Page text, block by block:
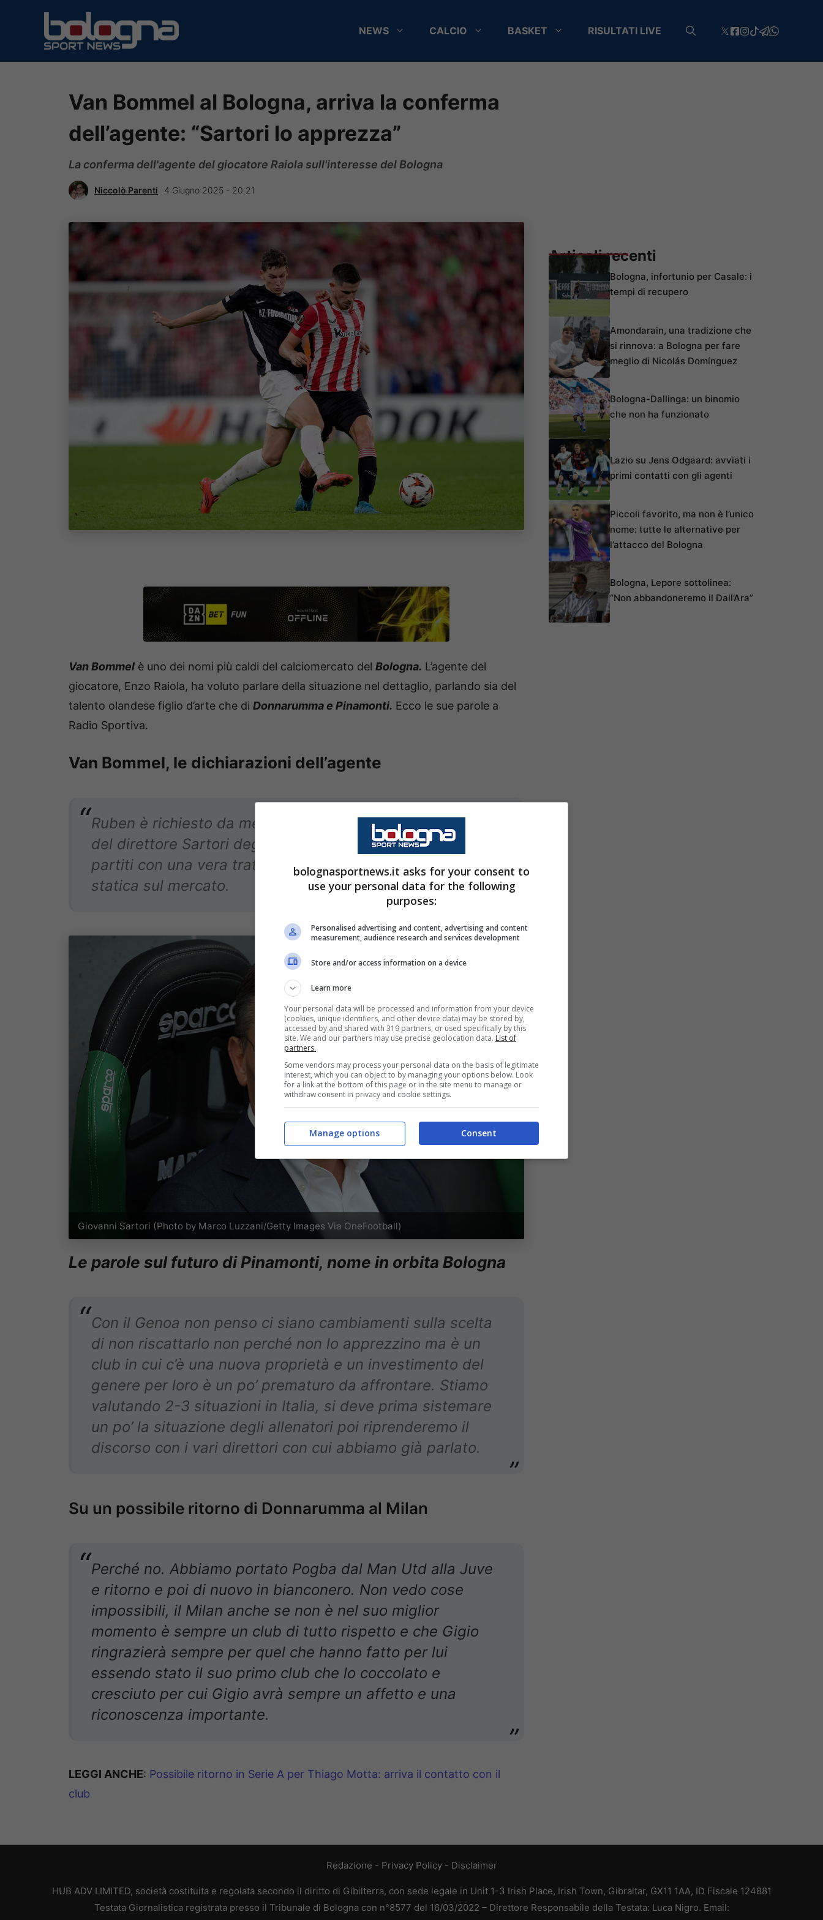
contenuto
NEWS CALCIO BASKET RISULTATI LIVE
Van Bommel al Bologna, arriva la conferma
dell’agente: “Sartori lo apprezza”
La conferma dell'agente del giocatore Raiola sull'interesse del Bologna
Niccolò Parenti 4 Giugno 2025 - 20:21
Van Bommel è uno dei nomi più caldi del calciomercato del Bologna. L’agente del
giocatore, Enzo Raiola, ha voluto parlare della situazione nel dettaglio, parlando sia del
talento olandese figlio d’arte che di Donnarumma e Pinamonti. Ecco le sue parole a
Radio Sportiva.
Van Bommel, le dichiarazioni dell’agente
Ruben è richiesto da mezza Europa, ci sono stati da parte
del direttore Sartori degli apprezzamenti ma non siamo
partiti con una vera trattativa, siamo ancora in una fase
statica sul mercato.
Giovanni Sartori (Photo by Marco Luzzani/Getty Images Via OneFootball)
Le parole sul futuro di Pinamonti, nome in orbita Bologna
Con il Genoa non penso ci siano cambiamenti sulla scelta
di non riscattarlo non perché non lo apprezzino ma è un
club in cui c’è una nuova proprietà e un investimento del
genere per loro è un po’ prematuro da affrontare. Stiamo
valutando 2-3 situazioni in Italia, si deve prima sistemare
un po’ la situazione degli allenatori poi riprenderemo il
discorso con i vari direttori con cui abbiamo già parlato.
Su un possibile ritorno di Donnarumma al Milan
Perché no. Abbiamo portato Pogba dal Man Utd alla Juve
e ritorno e poi di nuovo in bianconero. Non vedo cose
impossibili, il Milan anche se non è nel suo miglior
momento è sempre un club di tutto rispetto e che Gigio
ringrazierà sempre per quel che hanno fatto per lui
essendo stato il suo primo club che lo coccolato e
cresciuto per cui Gigio avrà sempre un affetto e una
riconoscenza importante.
LEGGI ANCHE: Possibile ritorno in Serie A per Thiago Motta: arriva il contatto con il
club
Articoli recenti
Bologna, infortunio per Casale: i
tempi di recupero
Amondarain, una tradizione che
si rinnova: a Bologna per fare
meglio di Nicolás Domínguez
Bologna-Dallinga: un binomio
che non ha funzionato
Lazio su Jens Odgaard: avviati i
primi contatti con gli agenti
Piccoli favorito, ma non è l’unico
nome: tutte le alternative per
l’attacco del Bologna
Bologna, Lepore sottolinea:
“Non abbandoneremo il Dall’Ara”
Redazione - Privacy Policy- Disclaimer
HUB ADV LIMITED, società costituita e regolata secondo il diritto di Gibilterra, con sede legale in Unit 1-3 Irish Place, Irish Town, Gibraltar, GX11 1AA, ID Fiscale 124881
Testata Giornalistica registrata presso il Tribunale di Bologna con n°8577 del 16/03/2022 – Direttore Responsabile della Testata: Luca Nigro. Email:
bolognasportnews.it asks for your consent to
use your personal data for the following
purposes:
Personalised advertising and content, advertising and content
measurement, audience research and services development
Store and/or access information on a device
Learn more
Your personal data will be processed and information from your device
(cookies, unique identifiers, and other device data) may be stored by,
accessed by and shared with 319 partners, or used specifically by this
site. We and our partners may use precise geolocation data. List of
partners.
Some vendors may process your personal data on the basis of legitimate
interest, which you can object to by managing your options below. Look
for a link at the bottom of this page or in the site menu to manage or
withdraw consent in privacy and cookie settings.
Consent
Manage options